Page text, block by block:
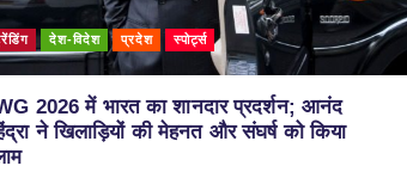
देश-विदेश प्रदेश स्पोर्ट्स
2026 में भारत का शानदार प्रदर्शन; आनंद
ने खिलाड़ियों की मेहनत और संघर्ष को किया